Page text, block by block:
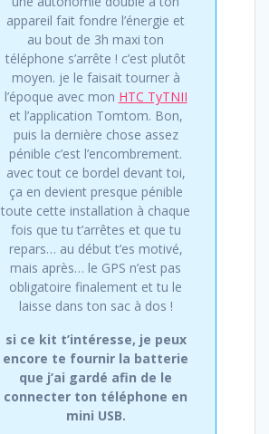
appareil fait fondre l’énergie et
au bout de 3h maxi ton
téléphone s’arrête ! c’est plutôt
moyen. je le faisait tourner à
l’époque avec mon HTC TyTNII
et l’application Tomtom. Bon,
puis la dernière chose assez
pénible c’est l’encombrement.
avec tout ce bordel devant toi,
ça en devient presque pénible
toute cette installation à chaque
fois que tu t’arrêtes et que tu
repars… au début t’es motivé,
mais après… le GPS n’est pas
obligatoire finalement et tu le
laisse dans ton sac à dos !
si ce kit t’intéresse, je peux
encore te fournir la batterie
que j’ai gardé afin de le
connecter ton téléphone en
mini USB.